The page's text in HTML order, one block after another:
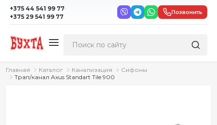
+375 44 541 99 77·
+375 29 541 99 77
Позвонить
Главная Каталог Канализация
Сифоны
Трап/канал Axus Standart Tile 900